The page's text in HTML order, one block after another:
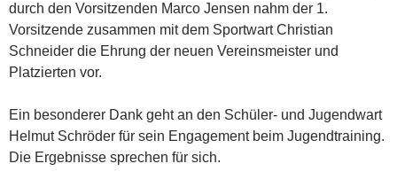
durch den Vorsitzenden Marco Jensen nahm der 1.
Vorsitzende zusammen mit dem Sportwart Christian
Schneider die Ehrung der neuen Vereinsmeister und
Platzierten vor.
Ein besonderer Dank geht an den Schüler- und Jugendwart
Helmut Schröder für sein Engagement beim Jugendtraining.
Die Ergebnisse sprechen für sich.